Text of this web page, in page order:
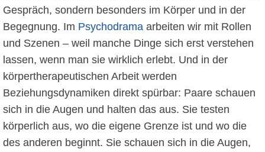
Gespräch, sondern besonders im Körper und in der
Begegnung. Im Psychodrama arbeiten wir mit Rollen
und Szenen – weil manche Dinge sich erst verstehen
lassen, wenn man sie wirklich erlebt. Und in der
körpertherapeutischen Arbeit werden
Beziehungsdynamiken direkt spürbar: Paare schauen
sich in die Augen und halten das aus. Sie testen
körperlich aus, wo die eigene Grenze ist und wo die
des anderen beginnt. Sie schauen sich in die Augen,